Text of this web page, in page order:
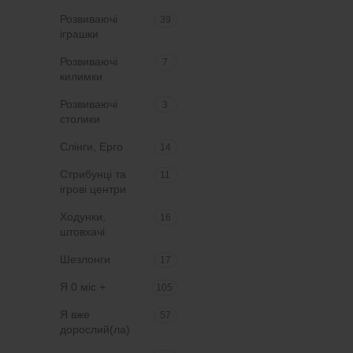
Розвиваючі
іграшки
39
Розвиваючі
килимки
7
Розвиваючі
столики
3
Слінги, Ерго 14
Стрибунці та
ігрові центри
11
Ходунки,
штовхачі
16
Шезлонги 17
Я 0 міс + 105
Я вже
дорослий(ла)
57